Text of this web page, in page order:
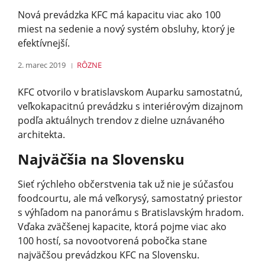
Nová prevádzka KFC má kapacitu viac ako 100
miest na sedenie a nový systém obsluhy, ktorý je
efektívnejší.
2. marec 2019 RÔZNE
KFC otvorilo v bratislavskom Auparku samostatnú,
veľkokapacitnú prevádzku s interiérovým dizajnom
podľa aktuálnych trendov z dielne uznávaného
architekta.
Najväčšia na Slovensku
Sieť rýchleho občerstvenia tak už nie je súčasťou
foodcourtu, ale má veľkorysý, samostatný priestor
s výhľadom na panorámu s Bratislavským hradom.
Vďaka zväčšenej kapacite, ktorá pojme viac ako
100 hostí, sa novootvorená pobočka stane
najväčšou prevádzkou KFC na Slovensku.